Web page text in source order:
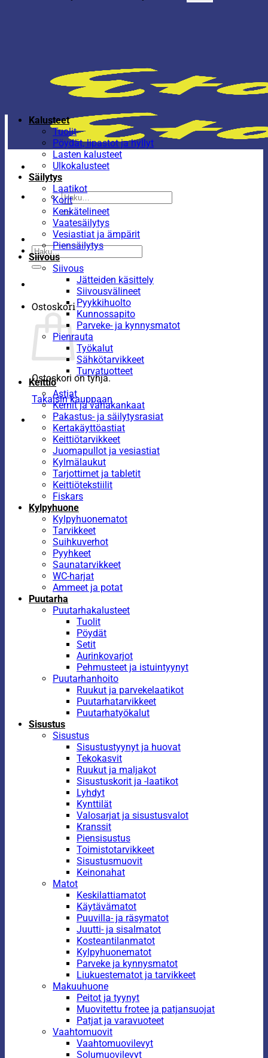
Etsi:
Etsi:
Ostoskori
Ostoskori on tyhjä.
Takaisin kauppaan
Kalusteet
Tuolit
Pöydät, lipastot ja hyllyt
Lasten kalusteet
Ulkokalusteet
Säilytys
Laatikot
Korit
Kenkätelineet
Vaatesäilytys
Vesiastiat ja ämpärit
Piensäilytys
Siivous
Siivous
Jätteiden käsittely
Siivousvälineet
Pyykkihuolto
Kunnossapito
Parveke- ja kynnysmatot
Pienrauta
Työkalut
Sähkötarvikkeet
Turvatuotteet
Keittiö
Astiat
Kernit ja vahakankaat
Pakastus- ja säilytysrasiat
Kertakäyttöastiat
Keittiötarvikkeet
Juomapullot ja vesiastiat
Kylmälaukut
Tarjottimet ja tabletit
Keittiötekstiilit
Fiskars
Kylpyhuone
Kylpyhuonematot
Tarvikkeet
Suihkuverhot
Pyyhkeet
Saunatarvikkeet
WC-harjat
Ammeet ja potat
Puutarha
Puutarhakalusteet
Tuolit
Pöydät
Setit
Aurinkovarjot
Pehmusteet ja istuintyynyt
Puutarhanhoito
Ruukut ja parvekelaatikot
Puutarhatarvikkeet
Puutarhatyökalut
Sisustus
Sisustus
Sisustustyynyt ja huovat
Tekokasvit
Ruukut ja maljakot
Sisustuskorit ja -laatikot
Lyhdyt
Kynttilät
Valosarjat ja sisustusvalot
Kranssit
Piensisustus
Toimistotarvikkeet
Sisustusmuovit
Keinonahat
Matot
Keskilattiamatot
Käytävämatot
Puuvilla- ja räsymatot
Juutti- ja sisalmatot
Kosteantilanmatot
Kylpyhuonematot
Parveke ja kynnysmatot
Liukuestematot ja tarvikkeet
Makuuhuone
Peitot ja tyynyt
Muovitettu frotee ja patjansuojat
Patjat ja varavuoteet
Vaahtomuovit
Vaahtomuovilevyt
Solumuovilevyt